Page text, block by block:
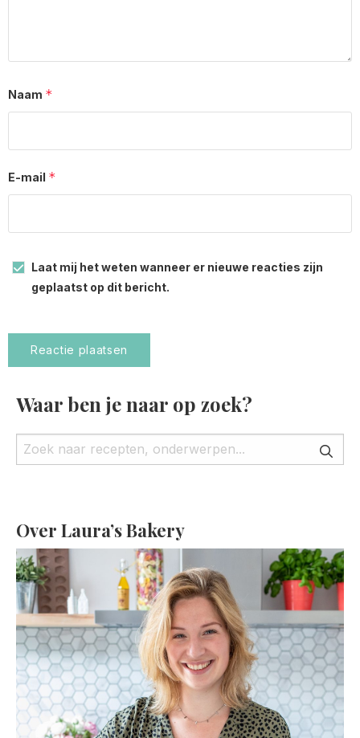
Naam *
E-mail *
Laat mij het weten wanneer er nieuwe reacties zijn
geplaatst op dit bericht.
Waar ben je naar op zoek?
Over Laura’s Bakery